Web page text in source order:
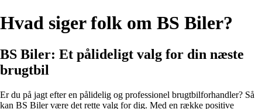
Hvad siger folk om BS Biler?
BS Biler: Et pålideligt valg for din næste
brugtbil
Er du på jagt efter en pålidelig og professionel brugtbilforhandler? Så
kan BS Biler være det rette valg for dig. Med en række positive